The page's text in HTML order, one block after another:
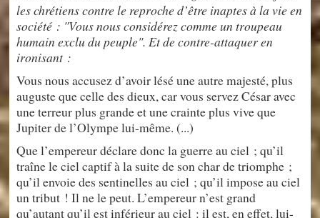
les chrétiens contre le reproche d’être inaptes à la vie en
société : "Vous nous considérez comme un troupeau
humain exclu du peuple". Et de contre-attaquer en
ironisant :
Vous nous accusez d’avoir lésé une autre majesté, plus
auguste que celle des dieux, car vous servez César avec
une terreur plus grande et une crainte plus vive que
Jupiter de l’Olympe lui-même. (...)
Que l’empereur déclare donc la guerre au ciel ; qu’il
traîne le ciel captif à la suite de son char de triomphe ;
qu’il envoie des sentinelles au ciel ; qu’il impose au ciel
un tribut ! Il ne le peut. L’empereur n’est grand
qu’autant qu’il est inférieur au ciel : il est, en effet, lui-